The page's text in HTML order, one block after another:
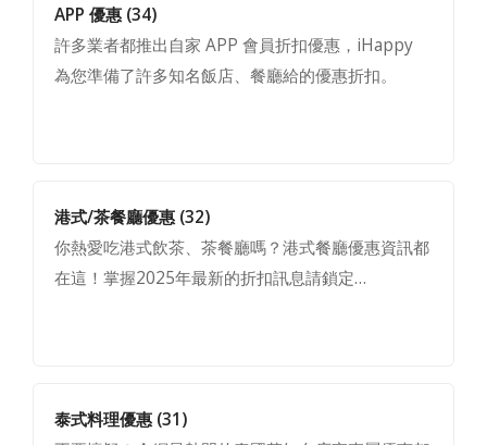
APP 優惠 (34)
許多業者都推出自家 APP 會員折扣優惠，iHappy
為您準備了許多知名飯店、餐廳給的優惠折扣。
港式/茶餐廳優惠(32)
你熱愛吃港式飲茶、茶餐廳嗎？港式餐廳優惠資訊都
在這！掌握2025年最新的折扣訊息請鎖定…
泰式料理優惠(31)